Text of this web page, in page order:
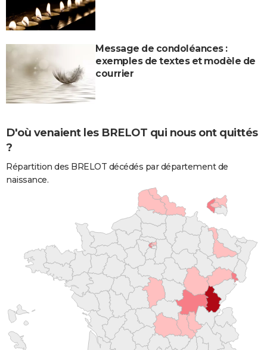
Message de condoléances :
exemples de textes et modèle de
courrier
D'où venaient les BRELOT qui nous ont quittés
?
Répartition des BRELOT décédés par département de
naissance.